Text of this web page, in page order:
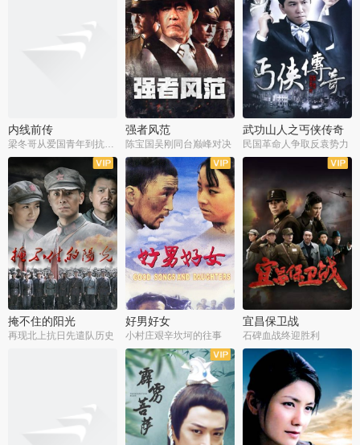
内线前传 强者风范
陈宝国吴刚同台巅峰对决
武功山人之丐侠传奇
民国革命人争取反袁势力
全38集
掩不住的阳光
再现北上抗日先遣队历史
全9集
好男好女
小村庄艰辛坎坷的往事
全35集
宜昌保卫战
石碑血战终迎胜利
全40集 全25集